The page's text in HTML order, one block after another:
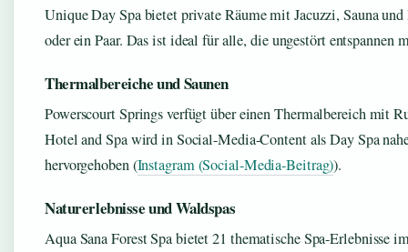
Unique Day Spa bietet private Räume mit Jacuzzi, Sauna
oder ein Paar. Das ist ideal für alle, die ungestört entspannen
Thermalbereiche und Saunen
Powerscourt Springs verfügt über einen Thermalbereich mit
Hotel and Spa wird in Social-Media-Content als Day Spa
hervorgehoben (Instagram (Social-Media-Beitrag)).
Naturerlebnisse und Waldspas
Aqua Sana Forest Spa bietet 21 thematische Spa-Erlebnisse